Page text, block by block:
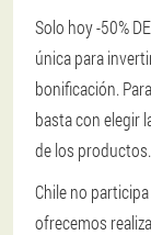
Solo hoy -50%
única para
bonificación.
basta con elegir
de los
Chile no
ofrecemos